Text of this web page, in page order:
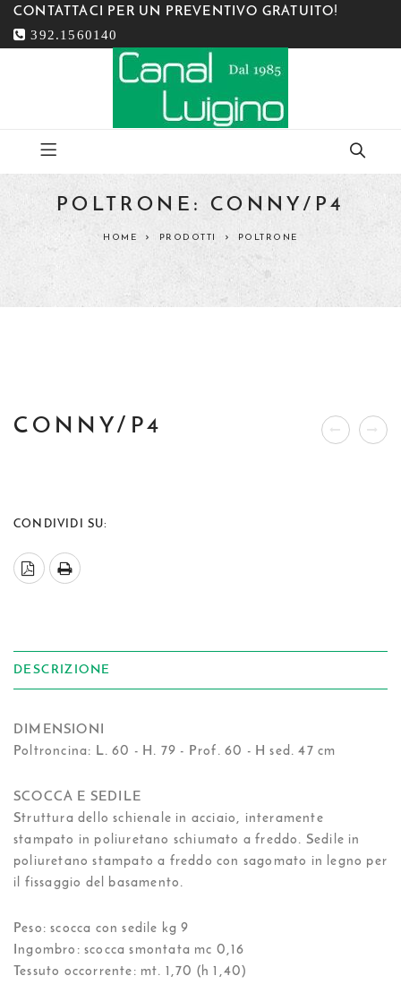
CONTATTACI PER UN PREVENTIVO GRATUITO!
392.1560140
POLTRONE: CONNY/P4
HOME PRODOTTI POLTRONE
CONNY/P4
CONDIVIDI SU:
DESCRIZIONE
DIMENSIONI
Poltroncina: L. 60 - H. 79 - Prof. 60 - H sed. 47 cm
SCOCCA E SEDILE
Struttura dello schienale in acciaio, interamente
stampato in poliuretano schiumato a freddo. Sedile in
poliuretano stampato a freddo con sagomato in legno per
il fissaggio del basamento.
Peso: scocca con sedile kg 9
Ingombro: scocca smontata mc 0,16
Tessuto occorrente: mt. 1,70 (h 1,40)